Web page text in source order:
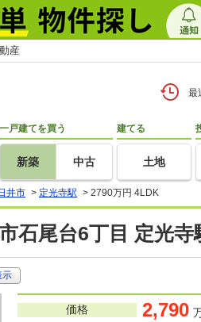
産
最
一戸建てを買う
新築 中古
建てる
土地
井市 > 定光寺駅 > 2790万円 4LDK
石尾台6丁目 定光
示
価格 2,790